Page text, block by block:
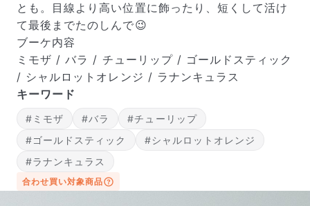
写真と同じものが届く？
商品ページに掲載している写真は、実際にお届けする商
品を撮影したものです。お花は生き物なので、どうして
も色味やサイズ・咲き方に個体差はありますが、できる
だけ写真のイメージに近いものをお届けできるように人
とも。目線より高い位置に飾ったり、短くして活け
て最後までたのしんで😉
ブーケ内容
ミモザ / バラ / チューリップ / ゴールドスティック
/ シャルロットオレンジ / ラナンキュラス
キーワード
#ミモザ #バラ
#チューリップ
#ゴールドスティック
#シャルロットオレンジ
#ラナンキュラス
合わせ買い対象商品